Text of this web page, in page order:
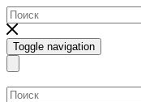
Toggle navigation